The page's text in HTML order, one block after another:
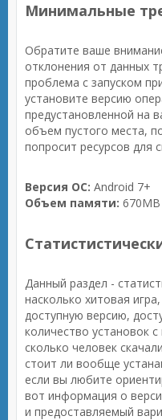
Минимальные
Обратите ваше
отклонения от данных
проблема с запуском
установите версию
предустановленной на
объем пустого места,
попросит ресурсов для
Версия ОС: Android 7+
Объем памяти: 670MB
Данный раздел -
насколько хитовая
доступную версию,
количество установок
сколько человек
стоит ли вообще
если вы любите
вот информация о
и предоставляемый